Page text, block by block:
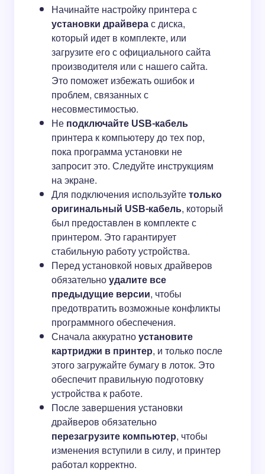
Начинайте настройку принтера с
установки драйверас диска,
который идет в комплекте, или
загрузите его с официального сайта
производителя или с нашего сайта.
Это поможет избежать ошибок и
проблем, связанных с
несовместимостью.
Неподключайте USB-кабель
принтера к компьютеру до тех пор,
пока программа установки не
запросит это. Следуйте инструкциям
на экране.
Для подключения используйтетолько
оригинальный USB-кабель, который
был предоставлен в комплекте с
принтером. Это гарантирует
стабильную работу устройства.
Перед установкой новых драйверов
обязательноудалите все
предыдущие версии, чтобы
предотвратить возможные конфликты
программного обеспечения.
Сначала аккуратноустановите
картриджи в принтер, и только после
этого загружайте бумагу в лоток. Это
обеспечит правильную подготовку
устройства к работе.
После завершения установки
драйверов обязательно
перезагрузите компьютер, чтобы
изменения вступили в силу, и принтер
работал корректно.